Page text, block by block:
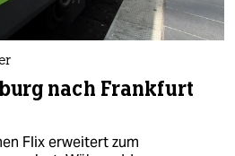
nach Frankfurt
Flix erweitert zum